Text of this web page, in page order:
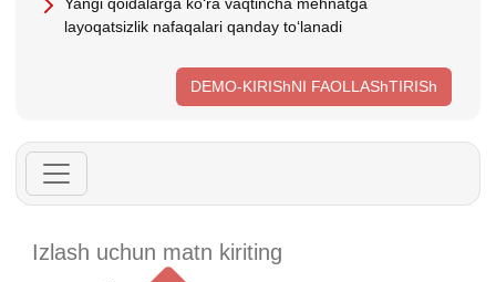
Yangi qoidalarga koʻra vaqtincha mehnatga
layoqatsizlik nafaqalari qanday toʻlanadi
DEMO-KIRIShNI FAOLLAShTIRISh